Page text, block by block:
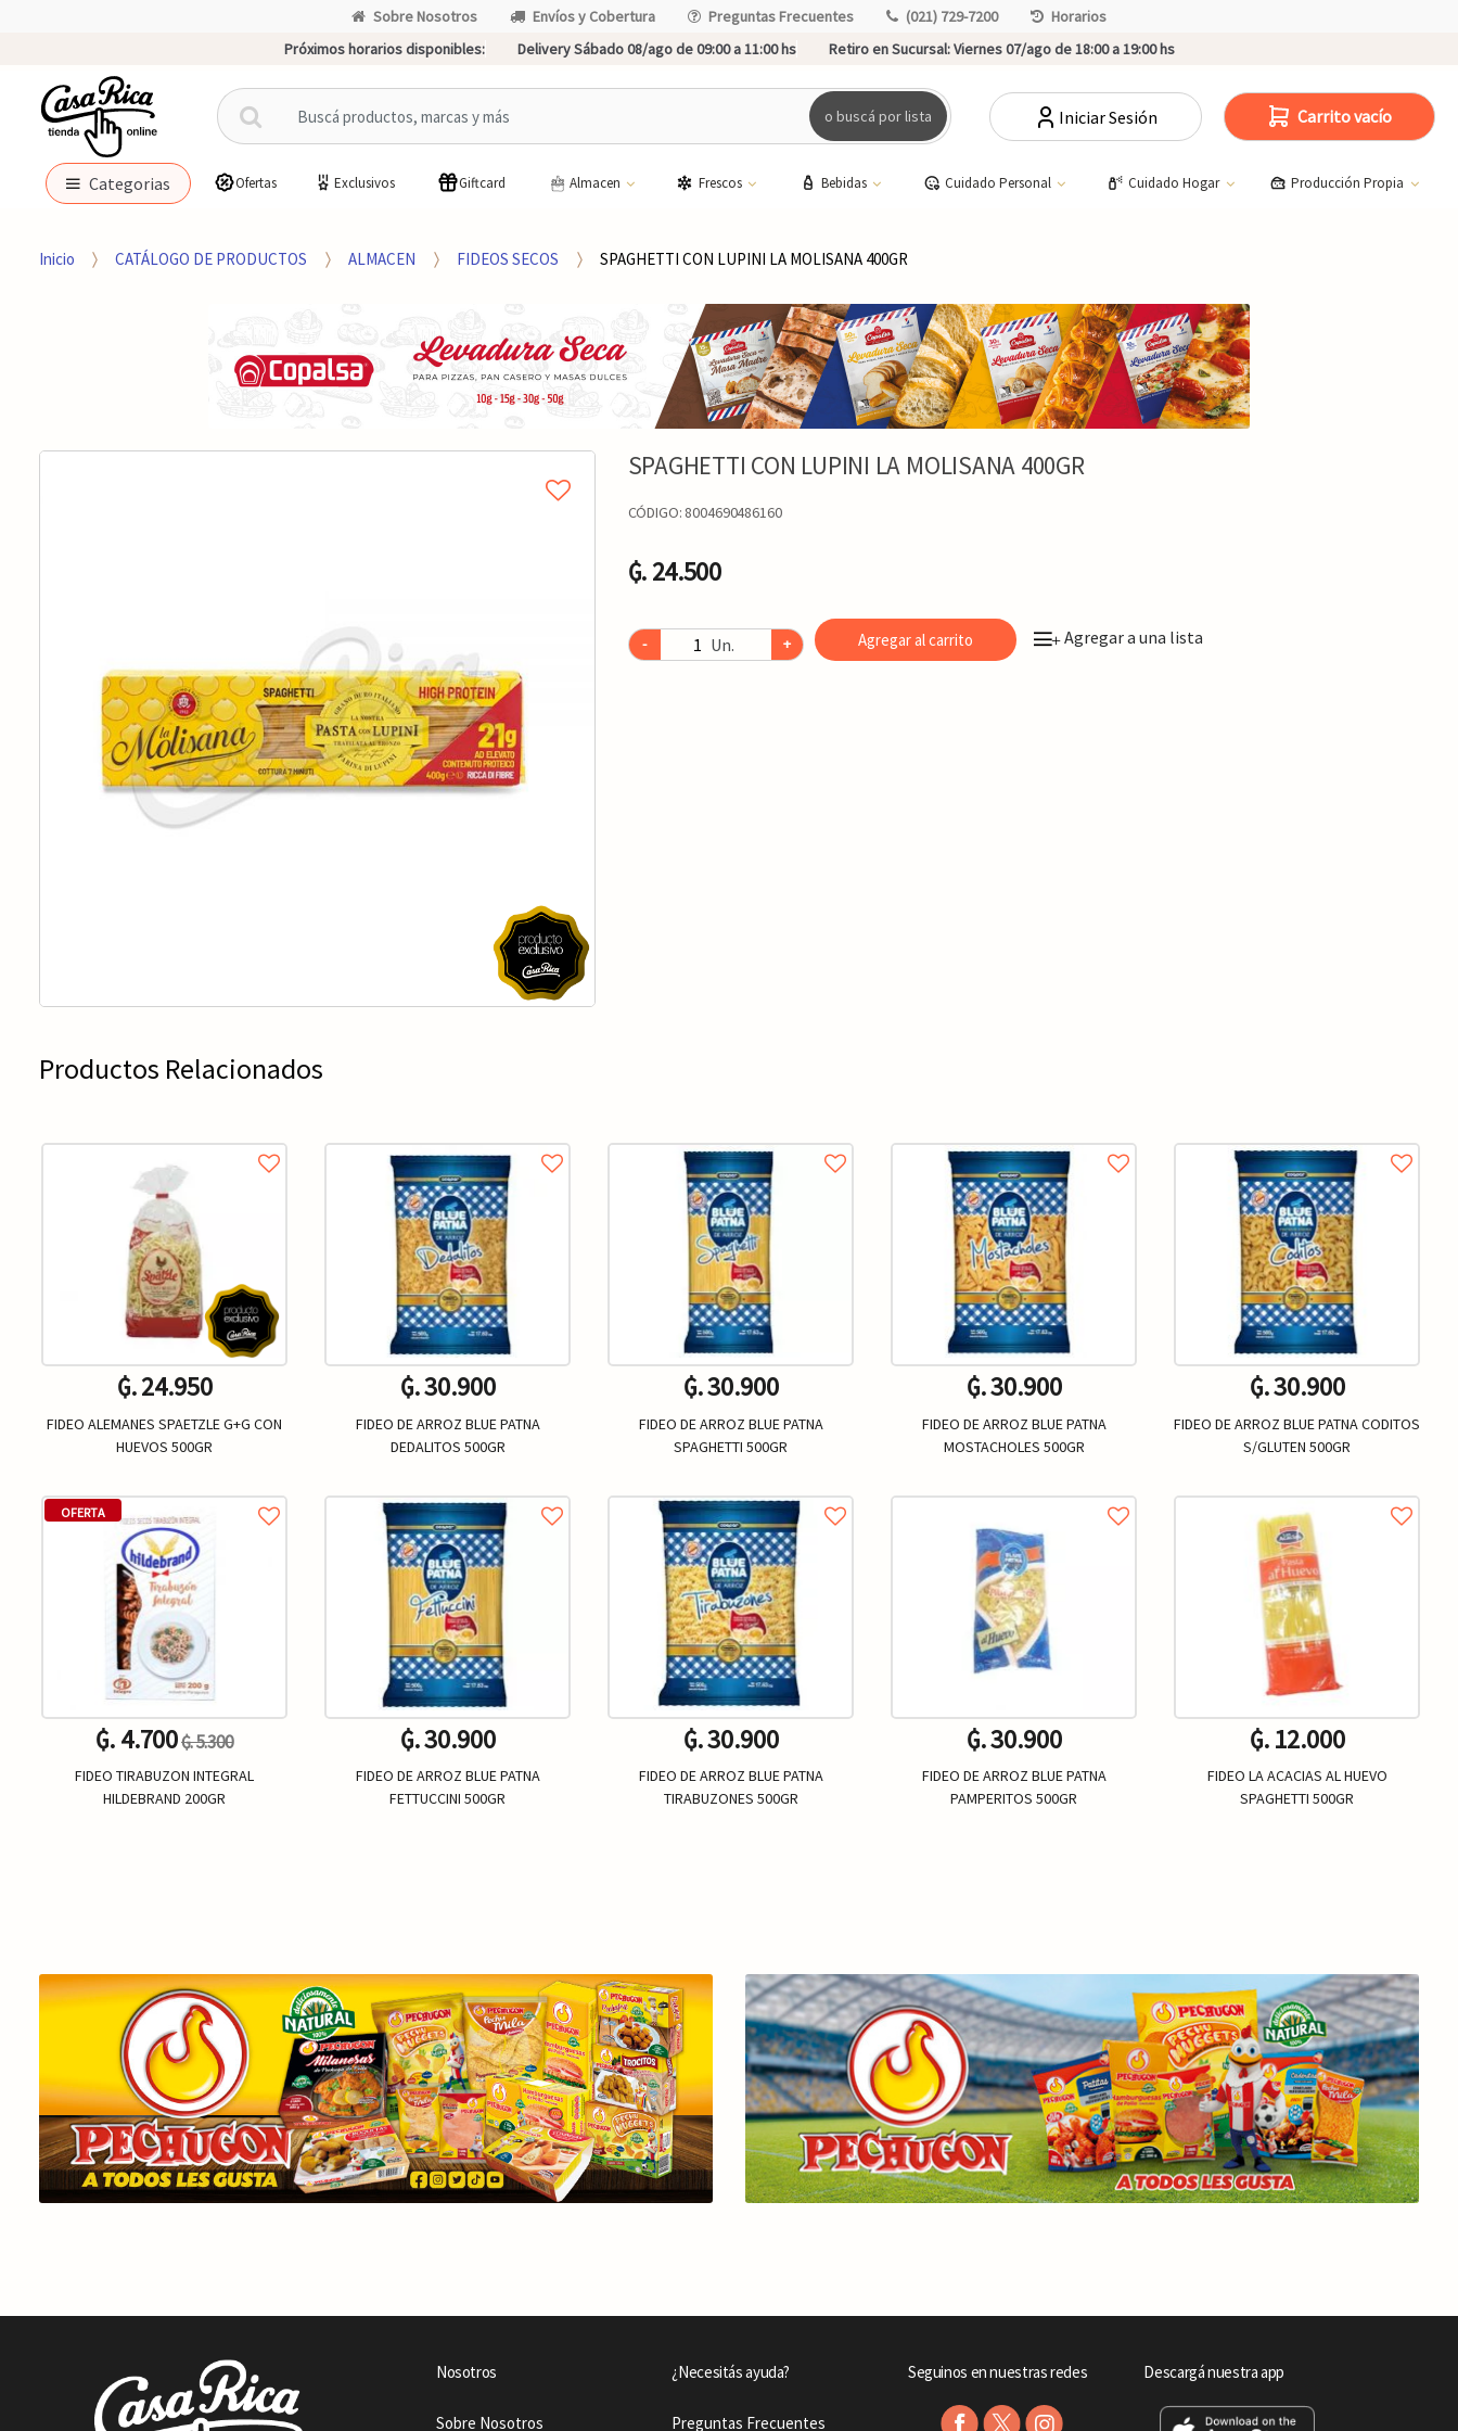
Sobre Nosotros Envíos y Cobertura Preguntas Frecuentes (021) 729-7200
Horarios
Próximos horarios disponibles:
Delivery Sábado 08/ago de 09:00 a 11:00 hs Retiro en Sucursal:Viernes 07/ago de 18:00 a 19:00 hs
B
u
c
p
o buscá por lista Iniciar Sesión Carrito vacío
Categorias Ofertas Exclusivos Giftcard Almacen Frescos Bebidas Cuidado Personal Cuidado Hogar Producción Propia
Inicio CATÁLOGO DE PRODUCTOS ALMACEN FIDEOS SECOS SPAGHETTI CON LUPINI LA MOLISANA 400GR
SPAGHETTI CON LUPINI LA MOLISANA 400GR
CÓDIGO: 8004690486160
₲. 24.500
- Un. + Agregar al carrito +Agregar a una lista
Productos Relacionados
₲. 24.950
FIDEO ALEMANES SPAETZLE G+G CON
HUEVOS 500GR
OFERTA
₲. 4.700₲. 5.300
FIDEO TIRABUZON INTEGRAL
HILDEBRAND 200GR
₲. 30.900
FIDEO DE ARROZ BLUE PATNA
DEDALITOS 500GR
₲. 30.900
FIDEO DE ARROZ BLUE PATNA
FETTUCCINI 500GR
₲. 30.900
FIDEO DE ARROZ BLUE PATNA
SPAGHETTI 500GR
₲. 30.900
FIDEO DE ARROZ BLUE PATNA
TIRABUZONES 500GR
₲. 30.900
FIDEO DE ARROZ BLUE PATNA
MOSTACHOLES 500GR
₲. 30.900
FIDEO DE ARROZ BLUE PATNA
PAMPERITOS 500GR
₲. 30.900
FIDEO DE ARROZ BLUE PATNA CODITOS
S/GLUTEN 500GR
₲. 12.000
FIDEO LA ACACIAS AL HUEVO
SPAGHETTI 500GR
Nosotros
Sobre Nosotros
¿Necesitás ayuda?
Preguntas Frecuentes
Seguinos en nuestras redes Descargá nuestra app